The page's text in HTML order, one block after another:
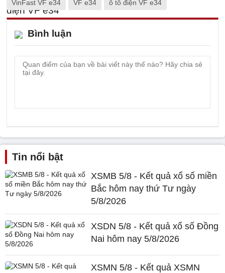
VinFast VF e34 VF e34 ô tô điện VF e34
Bình luận
Tin nổi bật
XSMB 5/8 - Kết quả xổ số miền
Bắc hôm nay thứ Tư ngày
5/8/2026
XSDN 5/8 - Kết quả xổ số Đồng
Nai hôm nay 5/8/2026
XSMN 5/8 - Kết quả XSMN